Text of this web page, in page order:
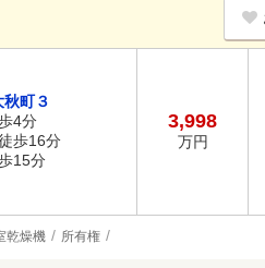
町３
4分
歩16分
15分
3,998
万円
乾燥機 所有権